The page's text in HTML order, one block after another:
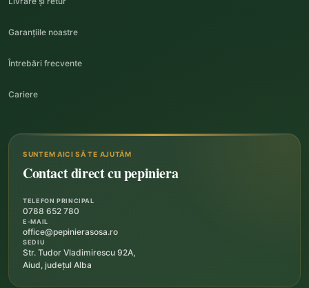
Garanțiile noastre
Întrebări frecvente
Cariere
SUNTEM AICI SĂ TE AJUTĂM
Contact direct cu pepiniera
TELEFON PRINCIPAL
0788 652 780
E-MAIL
office@pepinierasosa.ro
SEDIU
Str. Tudor Vladimirescu 92A,
Aiud, județul Alba